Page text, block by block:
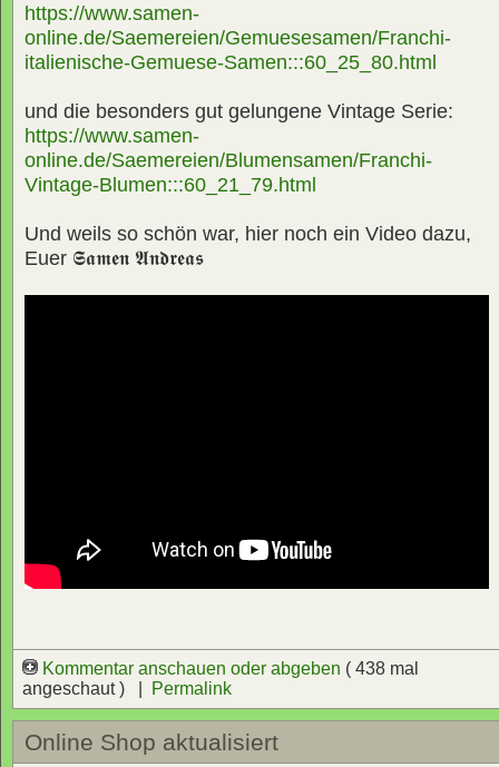
https://www.samen-
online.de/Saemereien/Gemuesesamen/Franchi-
italienische-Gemuese-Samen:::60_25_80.html
und die besonders gut gelungene Vintage Serie:
https://www.samen-
online.de/Saemereien/Blumensamen/Franchi-
Vintage-Blumen:::60_21_79.html
Und weils so schön war, hier noch ein Video dazu,
Euer 𝕾𝖆𝖒𝖊𝖓 𝕬𝖓𝖉𝖗𝖊𝖆𝖘
Kommentar anschauen oder abgeben ( 438 mal
angeschaut ) |
Permalink
Online Shop aktualisiert